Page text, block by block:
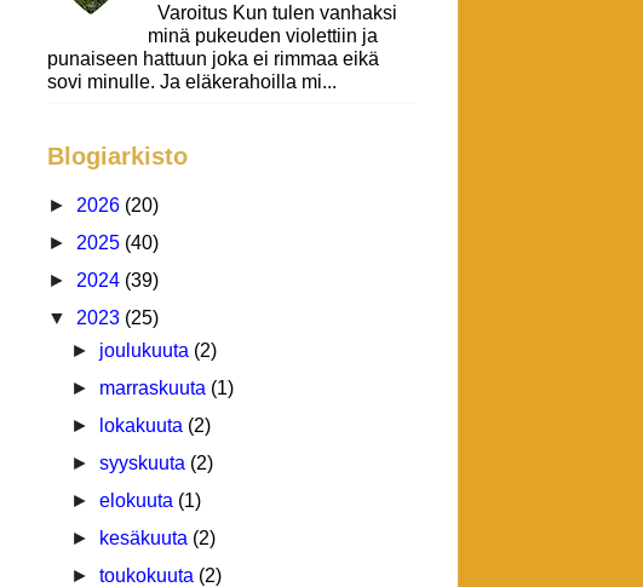
Varoitus Kun tulen vanhaksi
minä pukeuden violettiin ja
punaiseen hattuun joka ei rimmaa eikä
sovi minulle. Ja eläkerahoilla mi...
Blogiarkisto
► 2026 (20)
► 2025 (40)
► 2024 (39)
▼ 2023 (25)
► joulukuuta (2)
► marraskuuta (1)
►
lokakuuta (2)
►syyskuuta (2)
►elokuuta (1)
►
kesäkuuta (2)
►toukokuuta (2)